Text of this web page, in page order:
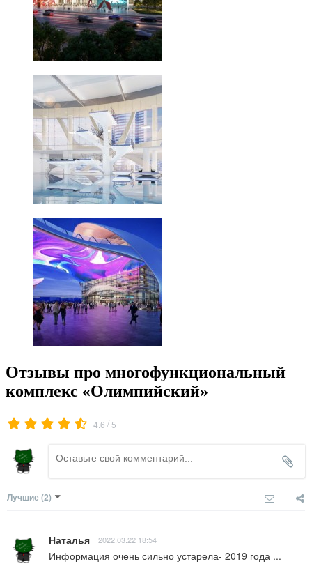
Отзывы про многофункциональный
комплекс «Олимпийский»
4.6 / 5
Лучшие (2)
Наталья 2022.03.22 18:54
Информация очень сильно устарела- 2019 года ...